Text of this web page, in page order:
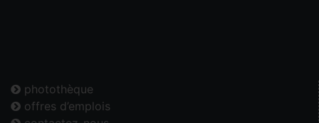
photothèque
offres d’emplois